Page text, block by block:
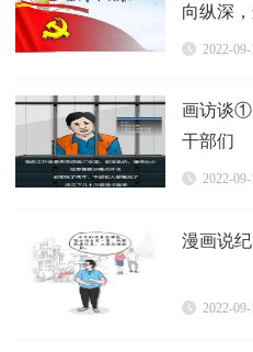
向纵深
2022-09-
画访谈①
干部们
2022-09-
漫画说
2022-09-